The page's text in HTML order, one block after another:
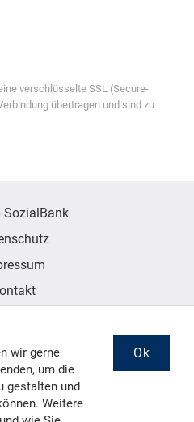
verschlüsselte SSL (Secure-
übertragen und sind zu
Sie uns
wir gerne
um die
gestalten und
Weitere
Ok